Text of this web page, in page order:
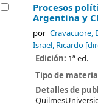
Procesos
Argentina y
por Cravacuore,
Israel, Ricardo
Edición: 1ª ed.
Tipo de
Detalles de